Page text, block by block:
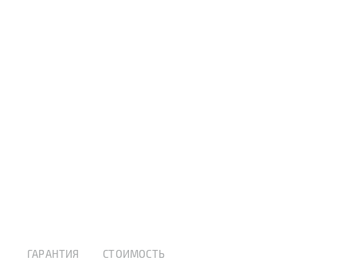
ГАРАНТИЯ СТОИМОСТЬ